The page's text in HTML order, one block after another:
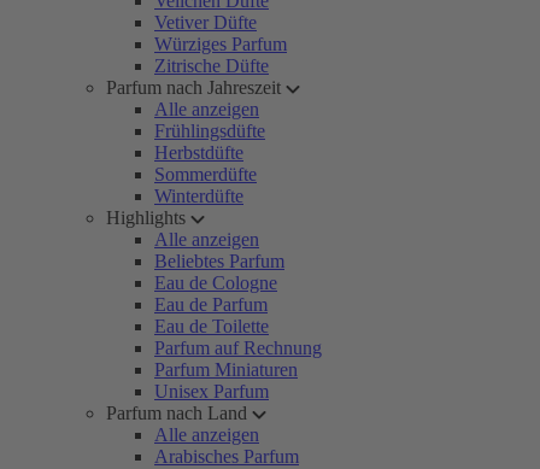
Vetiver Düfte
Würziges Parfum
Zitrische Düfte
Parfum nach Jahreszeit
Alle anzeigen
Frühlingsdüfte
Herbstdüfte
Sommerdüfte
Winterdüfte
Highlights
Alle anzeigen
Beliebtes Parfum
Eau de Cologne
Eau de Parfum
Eau de Toilette
Parfum auf Rechnung
Parfum Miniaturen
Unisex Parfum
Parfum nach Land
Alle anzeigen
Arabisches Parfum